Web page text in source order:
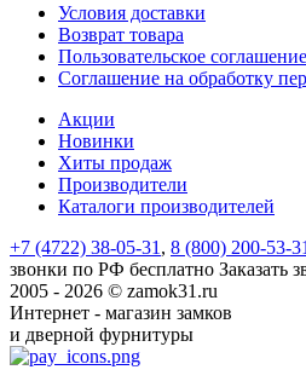
Условия доставки
Возврат товара
Пользовательское соглашение
Соглашение на обработку
Акции
Новинки
Хиты продаж
Производители
Каталоги производителей
+7 (4722) 38-05-31, 8 (800) 200-53-
звонки по РФ бесплатно Заказать
2005 - 2026 © zamok31.ru
Интернет - магазин замков
и дверной фурнитуры